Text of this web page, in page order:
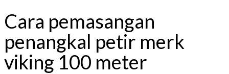
Cara pemasangan
penangkal petir merk
viking 100 meter